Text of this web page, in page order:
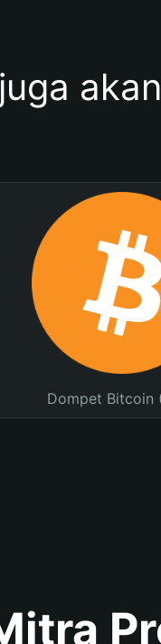
Dompet Bitcoin